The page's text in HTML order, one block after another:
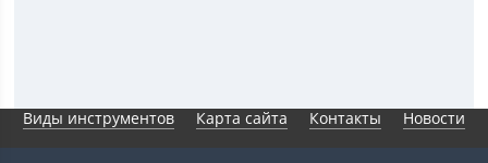
Виды инструментов Карта сайта Контакты Новости